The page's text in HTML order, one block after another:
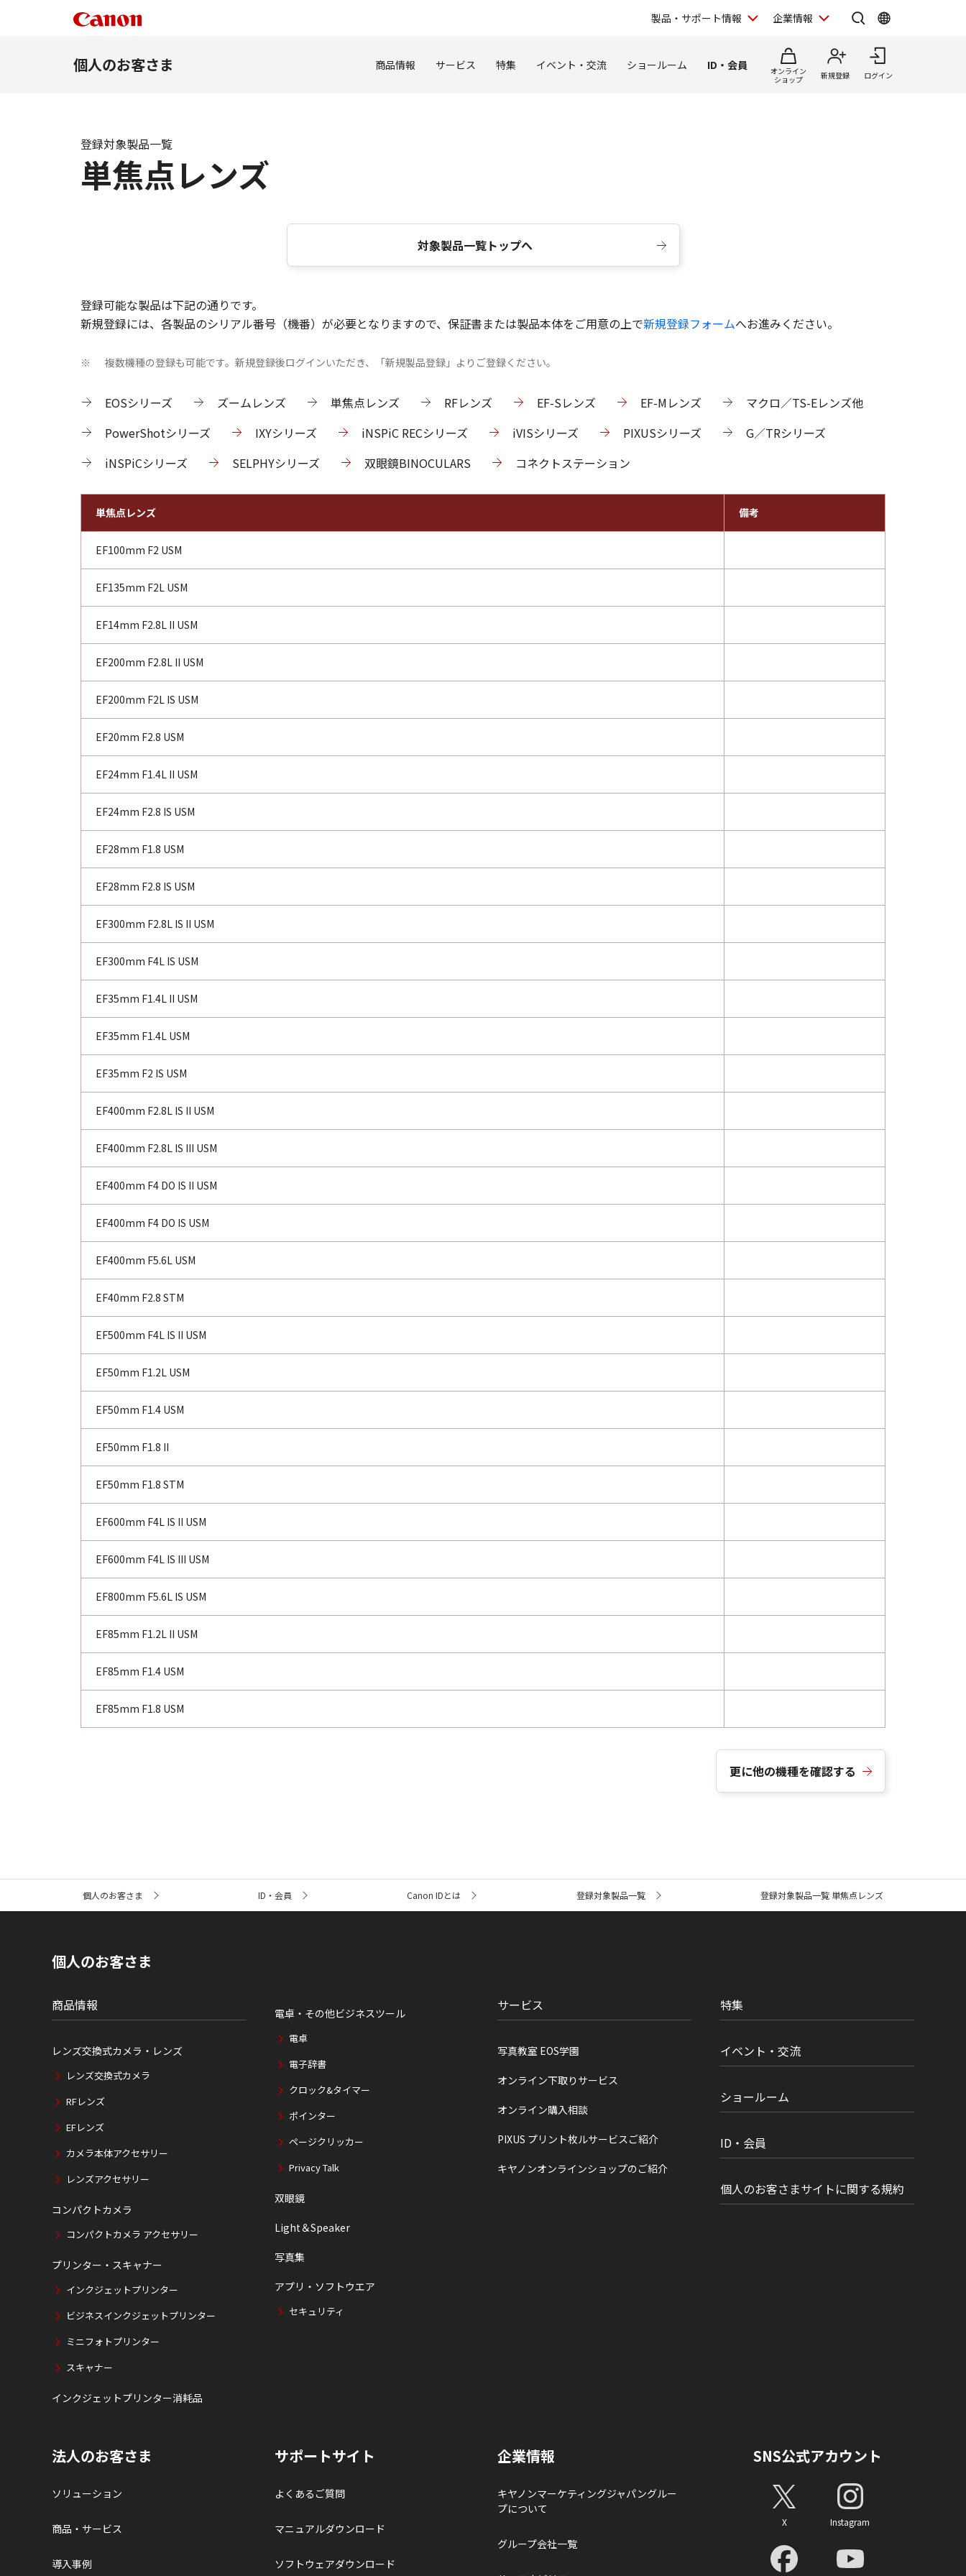
製品・サポート情報 企業情報
個人のお客さま 商品情報 サービス 特集 イベント・交流 ショールーム ID・会員
オンライン
ショップ
新規登録 ログイン
単焦点レンズ
登録対象製品一覧
対象製品一覧トップへ
登録可能な製品は下記の通りです。
新規登録には、各製品のシリアル番号（機番）が必要となりますので、保証書または製品本体をご用意の上で新規登録フォームへお進みください。
※ 複数機種の登録も可能です。新規登録後ログインいただき、「新規製品登録」よりご登録ください。
EOSシリーズ ズームレンズ 単焦点レンズ RFレンズ EF-Sレンズ EF-Mレンズ
マクロ／TS-Eレンズ他
PowerShotシリーズ
IXYシリーズ iNSPiC RECシリーズ iVISシリーズ PIXUSシリーズ
G／TRシリーズ
iNSPiCシリーズ
SELPHYシリーズ 双眼鏡BINOCULARS コネクトステーション
単焦点レンズ 備考
EF100mm F2 USM
EF135mm F2L USM
EF14mm F2.8L II USM
EF200mm F2.8L II USM
EF200mm F2L IS USM
EF20mm F2.8 USM
EF24mm F1.4L II USM
EF24mm F2.8 IS USM
EF28mm F1.8 USM
EF28mm F2.8 IS USM
EF300mm F2.8L IS II USM
EF300mm F4L IS USM
EF35mm F1.4L II USM
EF35mm F1.4L USM
EF35mm F2 IS USM
EF400mm F2.8L IS II USM
EF400mm F2.8L IS III USM
EF400mm F4 DO IS II USM
EF400mm F4 DO IS USM
EF400mm F5.6L USM
EF40mm F2.8 STM
EF500mm F4L IS II USM
EF50mm F1.2L USM
EF50mm F1.4 USM
EF50mm F1.8 II
EF50mm F1.8 STM
EF600mm F4L IS II USM
EF600mm F4L IS III USM
EF800mm F5.6L IS USM
EF85mm F1.2L II USM
EF85mm F1.4 USM
EF85mm F1.8 USM
更に他の機種を確認する
ト
個人のお客さま ID・会員 Canon IDとは 登録対象製品一覧 登録対象製品一覧 単焦点レンズ
個人のお客さま
商品情報
レンズ交換式カメラ・レンズ
レンズ交換式カメラ
RFレンズ
EFレンズ
カメラ本体アクセサリー
レンズアクセサリー
コンパクトカメラ
コンパクトカメラ アクセサリー
プリンター・スキャナー
インクジェットプリンター
ビジネスインクジェットプリンター
ミニフォトプリンター
スキャナー
インクジェットプリンター消耗品
電卓・その他ビジネスツール
電卓
電子辞書
クロック&タイマー
ポインター
ページクリッカー
Privacy Talk
双眼鏡
Light＆Speaker
写真集
アプリ・ソフトウエア
セキュリティ
サービス
写真教室 EOS学園
オンライン下取りサービス
オンライン購入相談
PIXUS プリント枚ルサービスご紹介
キヤノンオンラインショップのご紹介
特集
イベント・交流
ショールーム
ID・会員
個人のお客さまサイトに関する規約
法人のお客さま
ソリューション
商品・サービス
導入事例
サポートサイト
よくあるご質問
マニュアルダウンロード
ソフトウェアダウンロード
企業情報
キヤノンマーケティングジャパングルー
プについて
グループ会社一覧
SNS公式アカウント
X Instagram